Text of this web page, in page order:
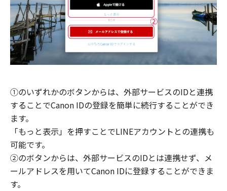
①のいずれかのボタンからは、外部サービスのIDと連携
することでCanon IDの登録を簡単に続行することができ
ます。
「もっと表示」を押すことでLINEアカウントとの連携も
可能です。
②のボタンからは、外部サービスのIDとは連携せず、メ
ールアドレスを用いてCanon IDに登録することができま
す。